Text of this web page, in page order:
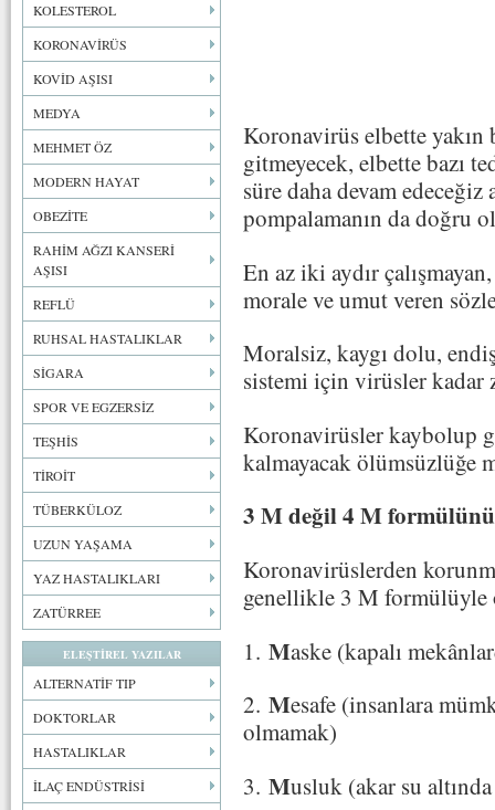
KOLESTEROL
KORONAVİRÜS
KOVİD AŞISI
MEDYA
MEHMET ÖZ
MODERN HAYAT
OBEZİTE
RAHİM AĞZI KANSERİ
AŞISI
REFLÜ
RUHSAL HASTALIKLAR
SİGARA
SPOR VE EGZERSİZ
TEŞHİS
TİROİT
TÜBERKÜLOZ
UZUN YAŞAMA
YAZ HASTALIKLARI
ZATÜRREE
ELEŞTİREL YAZILAR
ALTERNATİF TIP
DOKTORLAR
HASTALIKLAR
İLAÇ ENDÜSTRİSİ
Koronavirüs elbette yakın
gitmeyecek, elbette bazı
süre daha devam
pompalamanın da doğru
En az iki aydır
morale ve umut veren
Moralsiz, kaygı dolu,
sistemi için virüsler kadar
Koronavirüsler kaybolup
kalmayacak ölümsüzlüğe
3 M değil 4 M
Koronavirüslerden
genellikle 3 M formülüyle
1. Maske (kapalı
2. Mesafe (insanlara
olmamak)
3. Musluk (akar su